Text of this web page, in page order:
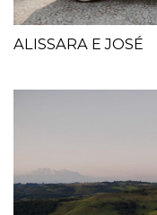
ALISSARA E JOSÉ